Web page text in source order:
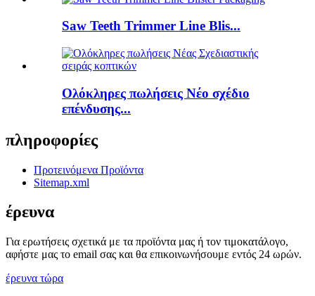
Saw Teeth Trimmer Line Blis...
Ολόκληρες πωλήσεις Νέο σχέδιο
επένδυσης...
πληροφορίες
Προτεινόμενα Προϊόντα
Sitemap.xml
έρευνα
Για ερωτήσεις σχετικά με τα προϊόντα μας ή τον τιμοκατάλογο,
αφήστε μας το email σας και θα επικοινωνήσουμε εντός 24 ωρών.
έρευνα τώρα